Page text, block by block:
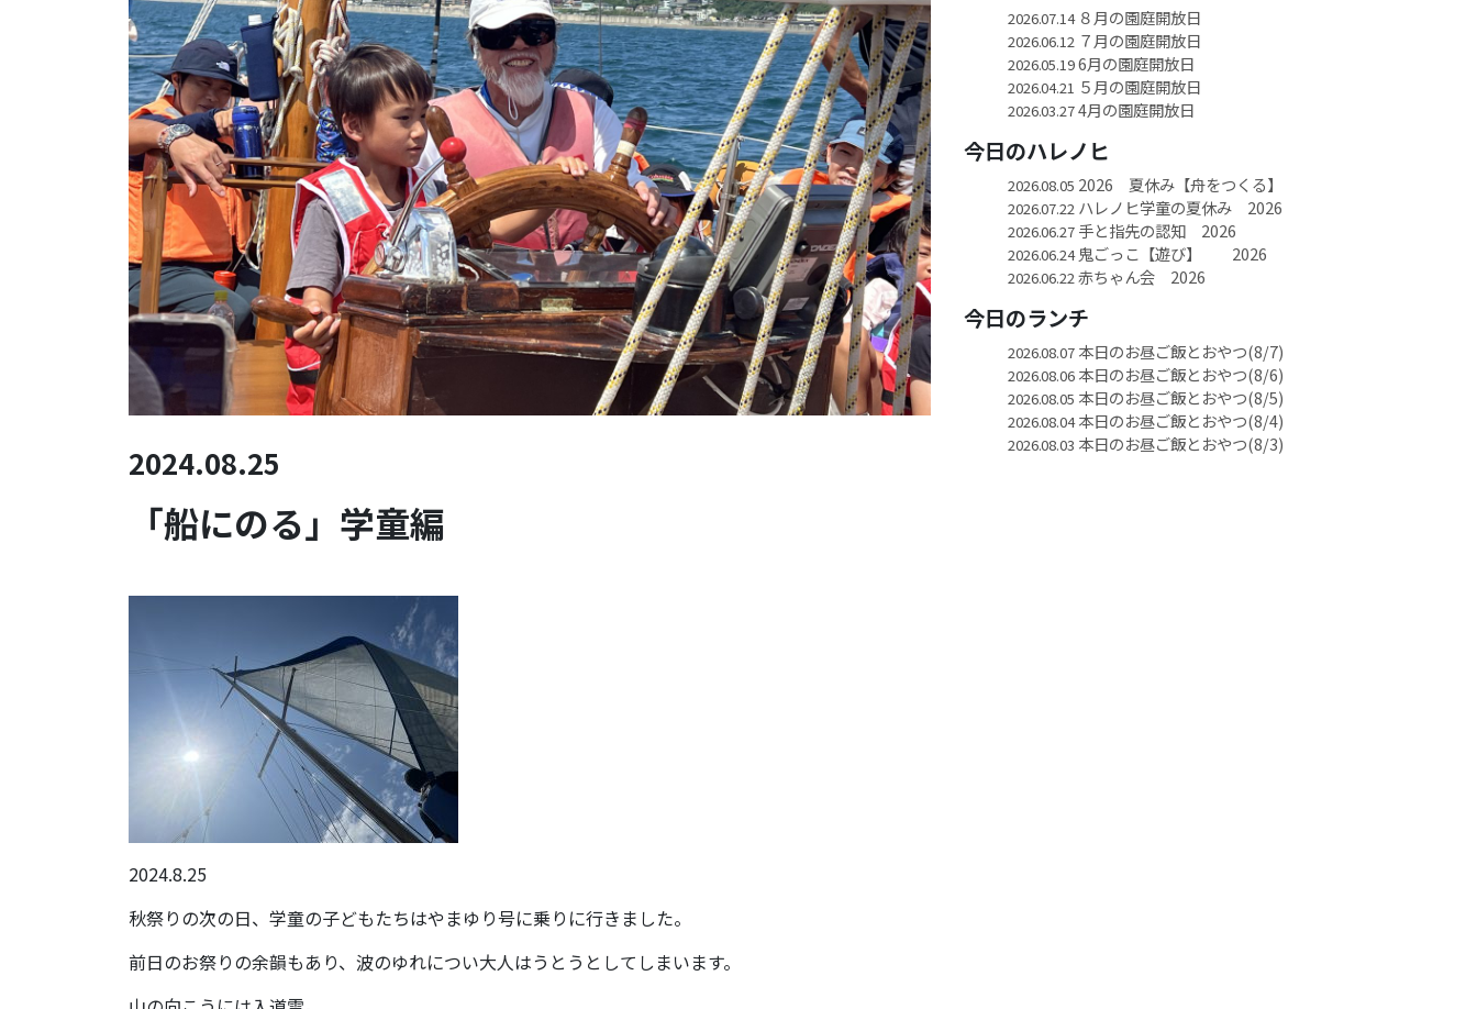
2024.08.25
「船にのる」学童編
2024.8.25
秋祭りの次の日、学童の子どもたちはやまゆり号に乗りに行きました。
前日のお祭りの余韻もあり、波のゆれについ大人はうとうとしてしまいます。
2026.07.14８月の園庭開放日
2026.06.12 ７月の園庭開放日
2026.05.196月の園庭開放日
2026.04.21 ５月の園庭開放日
2026.03.274月の園庭開放日
今日のハレノヒ
2026.08.05 2026 夏休み【舟をつくる】
2026.07.22 ハレノヒ学童の夏休み 2026
2026.06.27手と指先の認知 2026
2026.06.24鬼ごっこ【遊び】 2026
2026.06.22 赤ちゃん会 2026
今日のランチ
2026.08.07本日のお昼ご飯とおやつ(8/7)
2026.08.06本日のお昼ご飯とおやつ(8/6)
2026.08.05 本日のお昼ご飯とおやつ(8/5)
2026.08.04本日のお昼ご飯とおやつ(8/4)
2026.08.03 本日のお昼ご飯とおやつ(8/3)